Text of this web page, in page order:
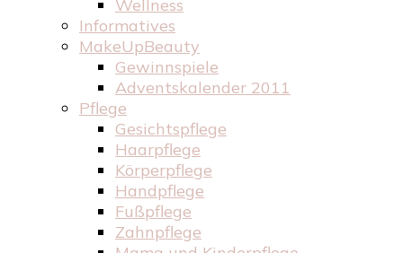
Wellness
Informatives
MakeUpBeauty
Gewinnspiele
Adventskalender 2011
Pflege
Gesichtspflege
Haarpflege
Körperpflege
Handpflege
Fußpflege
Zahnpflege